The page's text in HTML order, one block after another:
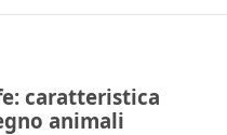
caratteristica
animali